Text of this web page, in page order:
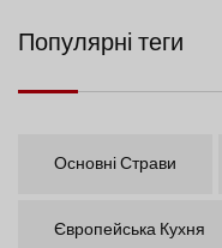
Популярні теги
Основні Страви
Європейська Кухня